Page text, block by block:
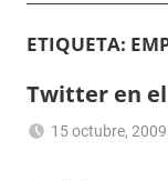
Ocio
un
Laboratorio
ETIQUETA:
Twitter en
15 octubre, 2009